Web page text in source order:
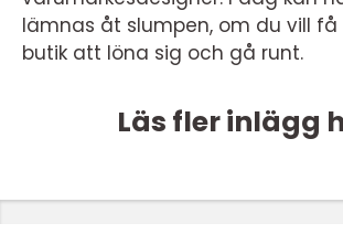
lämnas åt slumpen, om du vill få
butik att löna sig och gå runt.
Läs fler inlägg